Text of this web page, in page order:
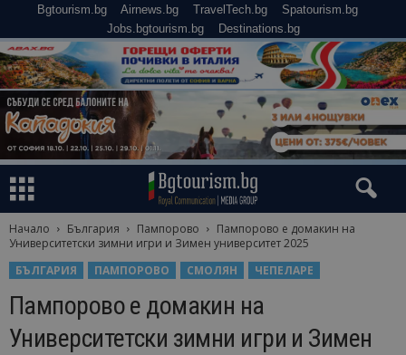
Bgtourism.bg Airnews.bg TravelTech.bg
Spatourism.bg
Jobs.bgtourism.bg
Destinations.bg
Начало България Пампорово
Пампорово е домакин на
Университетски зимни игри и Зимен университет 2025
БЪЛГАРИЯ
ПАМПОРОВО СМОЛЯН ЧЕПЕЛАРЕ
Пампорово е домакин на
Университетски зимни игри и Зимен